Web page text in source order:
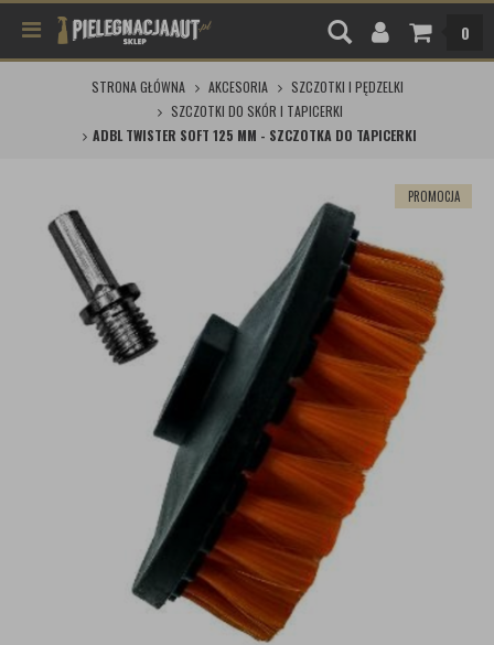
0
STRONA GŁÓWNA AKCESORIA
SZCZOTKI I PĘDZELKI
SZCZOTKI DO SKÓR I TAPICERKI
ADBL TWISTER SOFT 125 MM - SZCZOTKA DO TAPICERKI
PROMOCJA